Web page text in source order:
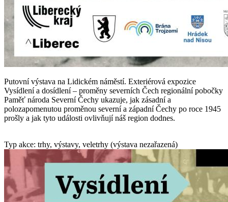
Putovní výstava na Lidickém náměstí. Exteriérová expozice
Vysídlení a dosídlení – proměny severních Čech regionální pobočky
Paměť národa Severní Čechy ukazuje, jak zásadní a
polozapomenutou proměnou severní a západní Čechy po roce 1945
prošly a jak tyto události ovlivňují náš region dodnes.
Typ akce: trhy, výstavy, veletrhy (výstava nezařazená)